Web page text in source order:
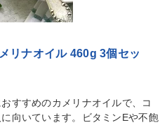
リナオイル 460g 3個セッ
すすめのカメリナオイルで、コ
向いています。ビタミンEや不飽